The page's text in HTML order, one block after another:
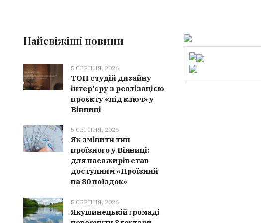
Найсвіжіші новини
5 СЕРПНЯ, 2026
ТОП студій дизайну
інтер’єру з реалізацією
проєкту «під ключ» у
Вінниці
5 СЕРПНЯ, 2026
Як змінити тип
проїзного у Вінниці:
для пасажирів став
доступним «Проїзний
на 80 поїздок»
5 СЕРПНЯ, 2026
Якушинецькій громаді